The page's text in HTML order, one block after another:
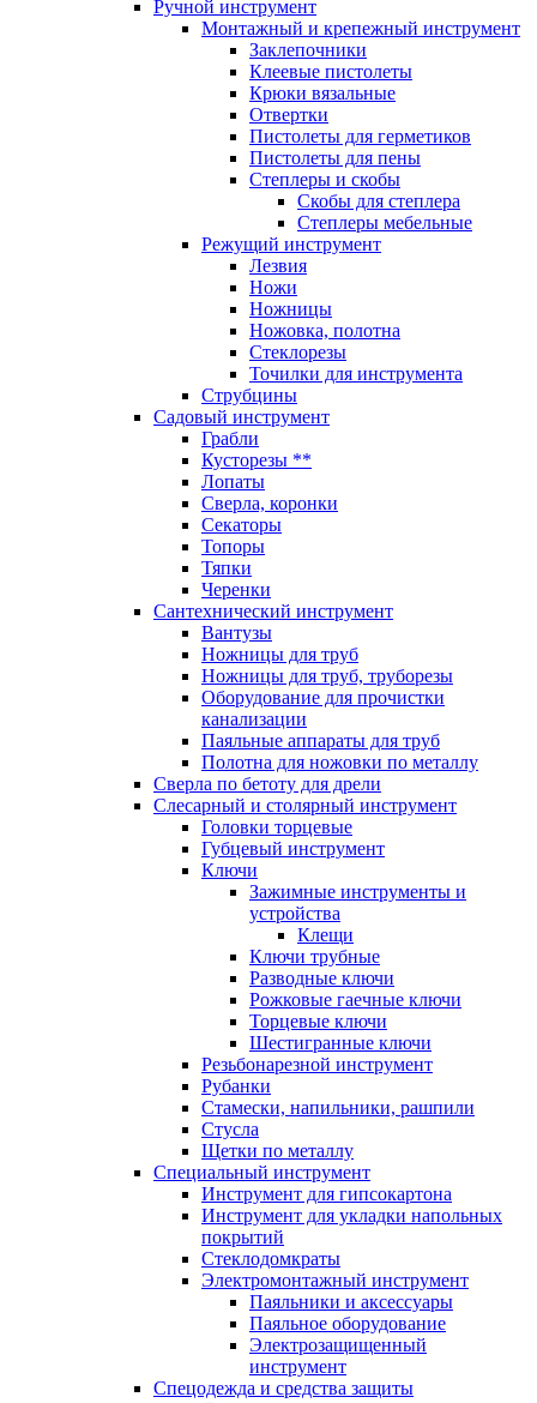
Ручной инструмент
Монтажный и крепежный инструмент
Заклепочники
Клеевые пистолеты
Крюки вязальные
Отвертки
Пистолеты для герметиков
Пистолеты для пены
Степлеры и скобы
Скобы для степлера
Степлеры мебельные
Режущий инструмент
Лезвия
Ножи
Ножницы
Ножовка, полотна
Стеклорезы
Точилки для инструмента
Струбцины
Садовый инструмент
Грабли
Кусторезы **
Лопаты
Сверла, коронки
Секаторы
Топоры
Тяпки
Черенки
Сантехнический инструмент
Вантузы
Ножницы для труб
Ножницы для труб, труборезы
Оборудование для прочистки
канализации
Паяльные аппараты для труб
Полотна для ножовки по металлу
Сверла по бетоту для дрели
Слесарный и столярный инструмент
Головки торцевые
Губцевый инструмент
Ключи
Зажимные инструменты и
устройства
Клещи
Ключи трубные
Разводные ключи
Рожковые гаечные ключи
Торцевые ключи
Шестигранные ключи
Резьбонарезной инструмент
Рубанки
Стамески, напильники, рашпили
Стусла
Щетки по металлу
Специальный инструмент
Инструмент для гипсокартона
Инструмент для укладки напольных
покрытий
Стеклодомкраты
Электромонтажный инструмент
Паяльники и аксессуары
Паяльное оборудование
Электрозащищенный
инструмент
Спецодежда и средства защиты